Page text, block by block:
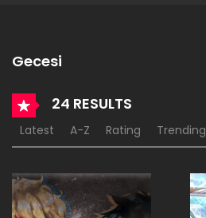
Gecesi
24 RESULTS
Latest A-Z Rating Trending